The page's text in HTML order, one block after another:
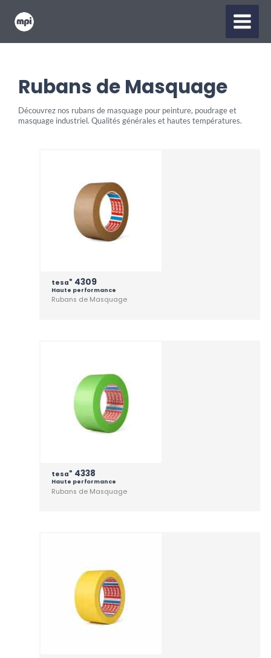
contenu
MAIN
MENU
Rubans de Masquage
Découvrez nos rubans de masquage pour peinture, poudrage et
masquage industriel. Qualités générales et hautes températures.
tesa® 4309
Haute performance
Rubans de Masquage
tesa® 4338
Haute performance
Rubans de Masquage